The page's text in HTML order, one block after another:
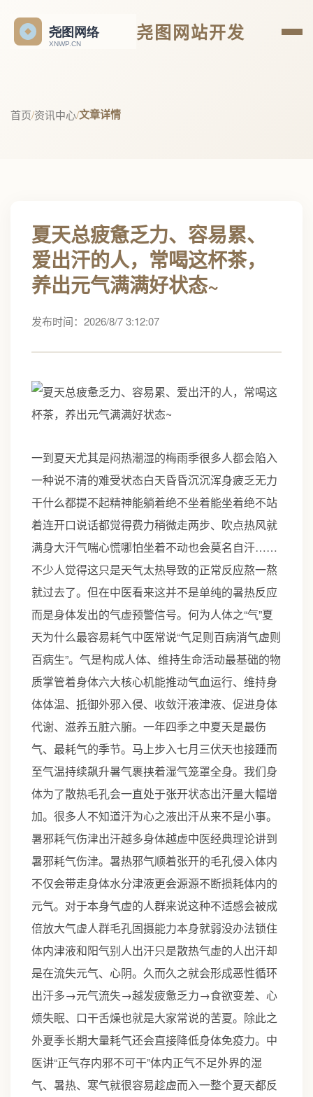
尧图网站开发
首页/资讯中心/文章详情
夏天总疲惫乏力、容易累、
爱出汗的人，常喝这杯茶，
养出元气满满好状态~
发布时间：2026/8/7 3:12:07
一到夏天尤其是闷热潮湿的梅雨季很多人都会陷入
一种说不清的难受状态白天昏昏沉沉浑身疲乏无力
干什么都提不起精神能躺着绝不坐着能坐着绝不站
着连开口说话都觉得费力稍微走两步、吹点热风就
满身大汗气喘心慌哪怕坐着不动也会莫名自汗……
不少人觉得这只是天气太热导致的正常反应熬一熬
就过去了。但在中医看来这并不是单纯的暑热反应
而是身体发出的气虚预警信号。何为人体之“气”夏
天为什么最容易耗气中医常说“气足则百病消气虚则
百病生”。气是构成人体、维持生命活动最基础的物
质掌管着身体六大核心机能推动气血运行、维持身
体体温、抵御外邪入侵、收敛汗液津液、促进身体
代谢、滋养五脏六腑。一年四季之中夏天是最伤
气、最耗气的季节。马上步入七月三伏天也接踵而
至气温持续飙升暑气裹挟着湿气笼罩全身。我们身
体为了散热毛孔会一直处于张开状态出汗量大幅增
加。很多人不知道汗为心之液出汗从来不是小事。
暑邪耗气伤津出汗越多身体越虚中医经典理论讲到
暑邪耗气伤津。暑热邪气顺着张开的毛孔侵入体内
不仅会带走身体水分津液更会源源不断损耗体内的
元气。对于本身气虚的人群来说这种不适感会被成
倍放大气虚人群毛孔固摄能力本身就弱没办法锁住
体内津液和阳气别人出汗只是散热气虚的人出汗却
是在流失元气、心阴。久而久之就会形成恶性循环
出汗多→元气流失→越发疲惫乏力→食欲变差、心
烦失眠、口干舌燥也就是大家常说的苦夏。除此之
外夏季长期大量耗气还会直接降低身体免疫力。中
医讲“正气存内邪不可干”体内正气不足外界的湿
气、暑热、寒气就很容易趁虚而入一整个夏天都反